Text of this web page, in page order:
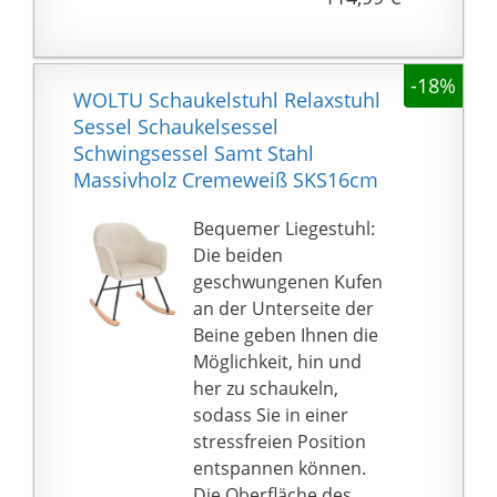
eine hohe Belastbarkeit
Ihnen genügend
zuverlässigen Halt. Der
Anti-Rutsch-Filz an den
Beinen schützt Ihren
Boden vor Kratzern
IHRE HAUT FREUT SICH
AUCH: Verabschieden
Sie sich von Stühlen,
deren Bezug nicht
atmungsaktiv ist und an
Ihrer Haut klebt! Dieser
Stuhl verfügt über
einen abnehmbaren,
weichen
Baumwollbezug,
welcher für ein
angenehmes
-18%
WOLTU Schaukelstuhl Relaxstuhl
Sessel Schaukelsessel
Schwingsessel Samt Stahl
Massivholz Cremeweiß SKS16cm
Bequemer Liegestuhl:
Die beiden
geschwungenen Kufen
an der Unterseite der
Beine geben Ihnen die
Möglichkeit, hin und
her zu schaukeln,
sodass Sie in einer
stressfreien Position
entspannen können.